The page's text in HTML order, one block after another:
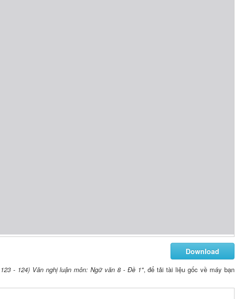
Download
- 124) Văn nghị luận môn: Ngữ văn 8 - Đề 1", để tải tài liệu gốc về máy bạn